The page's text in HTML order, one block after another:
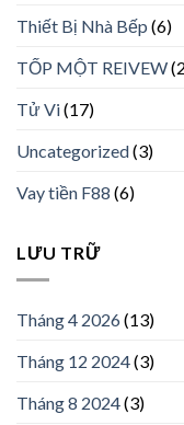
Thiết Bị Nhà Bếp (6)
TỐP MỘT REIVEW
Tử Vi(17)
Uncategorized(3)
Vay tiền F88 (6)
LƯU TRỮ
Tháng 4 2026(13)
Tháng 12 2024(3)
Tháng 8 2024(3)